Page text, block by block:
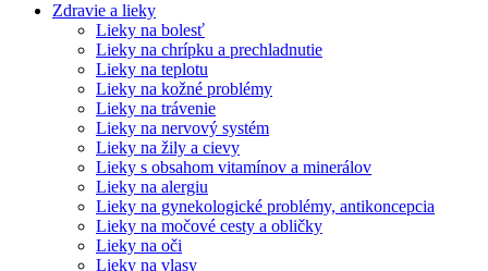
Zdravie a lieky
Lieky na bolesť
Lieky na chrípku a prechladnutie
Lieky na teplotu
Lieky na kožné problémy
Lieky na trávenie
Lieky na nervový systém
Lieky na žily a cievy
Lieky s obsahom vitamínov a minerálov
Lieky na alergiu
Lieky na gynekologické problémy, antikoncepcia
Lieky na močové cesty a obličky
Lieky na oči
Lieky na vlasy